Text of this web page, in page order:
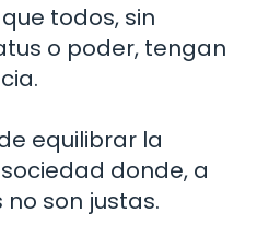
todos, sin
o poder, tengan
equilibrar la
donde, a
son justas.